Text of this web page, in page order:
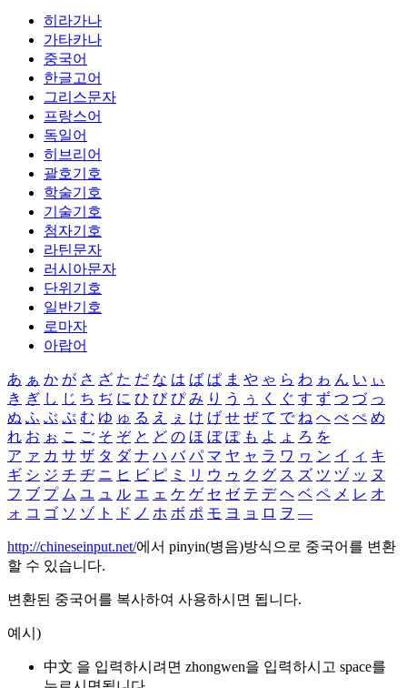
히라가나
가타카나
중국어
한글고어
그리스문자
프랑스어
독일어
히브리어
괄호기호
학술기호
기술기호
첨자기호
라틴문자
러시아문자
단위기호
일반기호
로마자
아랍어
あ ぁ か が さ ざ た だ な は ば ぱ ま や ゃ ら わ ゎ ん い ぃ
き ぎ し じ ち ぢ に ひ び ぴ み り う ぅ く ぐ す ず つ づ っ
ぬ ふ ぶ ぷ む ゆ ゅ る え ぇ け げ せ ぜ て で ね へ べ ぺ め
れ お ぉ こ ご そ ぞ と ど の ほ ぼ ぽ も よ ょ ろ を
ア ァ カ サ ザ タ ダ ナ ハ バ パ マ ヤ ャ ラ ワ ヮ ン イ ィ キ
ギ シ ジ チ ヂ ニ ヒ ビ ピ ミ リ ウ ゥ ク グ ス ズ ツ ヅ ッ ヌ
フ ブ プ ム ユ ュ ル エ ェ ケ ゲ セ ゼ テ デ ヘ ベ ペ メ レ オ
ォ コ ゴ ソ ゾ ト ド ノ ホ ボ ポ モ ヨ ョ ロ ヲ ―
http://chineseinput.net/에서 pinyin(병음)방식으로 중국어를 변환
할 수 있습니다.
변환된 중국어를 복사하여 사용하시면 됩니다.
예시)
中文 을 입력하시려면 zhongwen을 입력하시고 space를